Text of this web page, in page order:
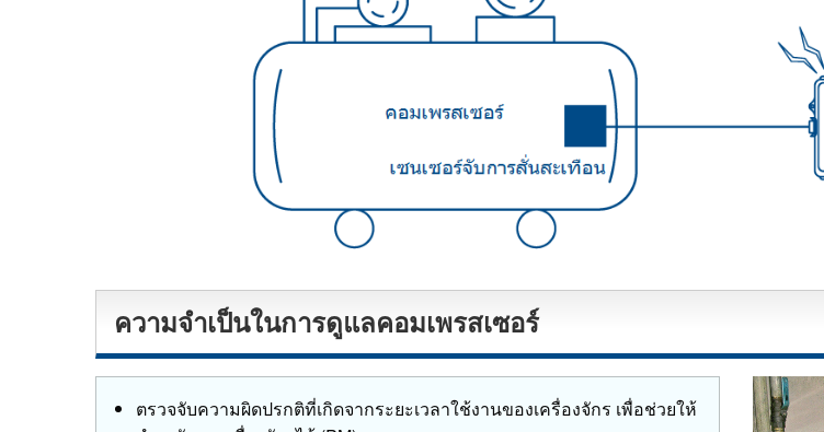
ความจำเป็นในการดูแลคอมเพรสเซอร์
ตรวจจับความผิดปรกติที่เกิดจากระยะเวลาใช้งานของเครื่องจักร เพื่อช่วยให้